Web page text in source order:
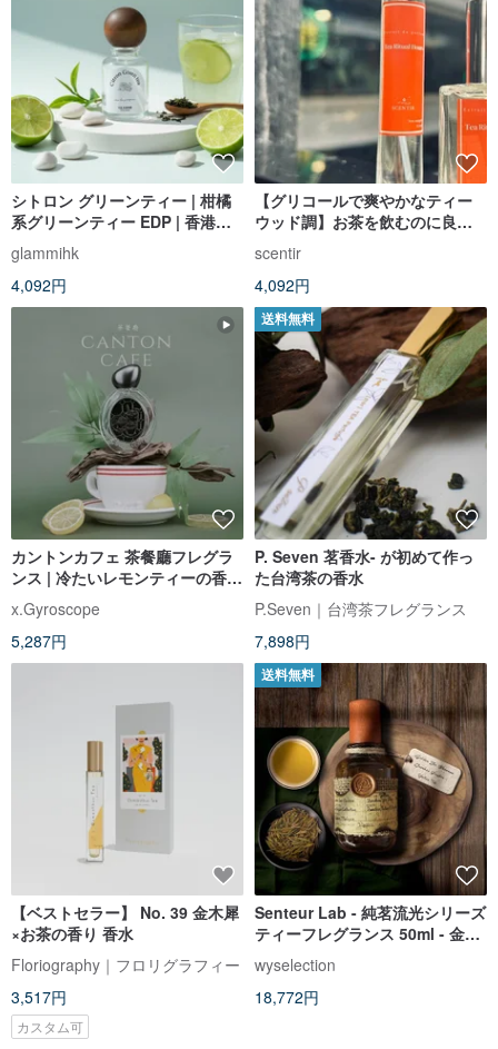
シトロン グリーンティー | 柑橘
系グリーンティー EDP | 香港ブ
ランド
glammihk
4,092円
【グリコールで爽やかなティー
ウッド調】お茶を飲むのに良い
scentir
4,092円
カントンカフェ 茶餐廳フレグラ
ンス | 冷たいレモンティーの香り
| EDP
x.Gyroscope
5,287円
送料無料
P. Seven 茗香水- が初めて作っ
た台湾茶の香水
P.Seven｜台湾茶フレグランス
7,898円
【ベストセラー】 No. 39 金木犀
×お茶の香り 香水
Floriography｜フロリグラフィー
3,517円
カスタム可
送料無料
Senteur Lab - 純茗流光シリーズ
ティーフレグランス 50ml - 金禅
wyselection
18,772円